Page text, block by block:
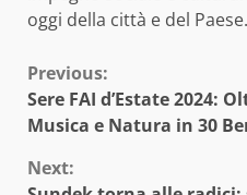
oggi della città e del Paese.
Continue
Reading
Previous:
Sere FAI d’Estate 2024:
Musica e Natura in 30
Next: